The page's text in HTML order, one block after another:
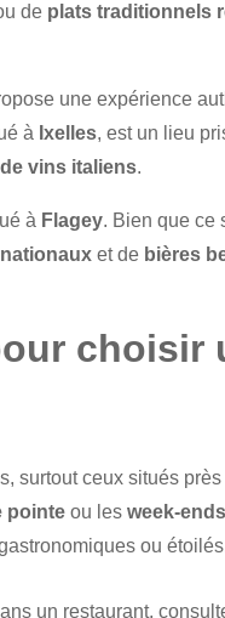
de plats traditionnels
une expérience
à Ixelles, est un lieu
vins italiens.
à Flagey. Bien que ce
et de bières
choisir
surtout ceux situés
pointe ou lesweek-ends
ou
un restaurant,